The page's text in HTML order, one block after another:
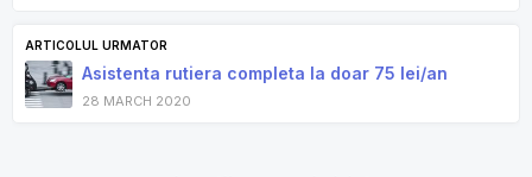
ARTICOLUL URMATOR
Asistenta rutiera completa la doar 75 lei/an
28 MARCH 2020